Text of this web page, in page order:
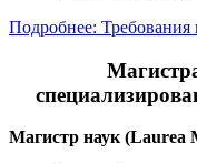
Подробнее: Требования
Магистр наук (Laurea